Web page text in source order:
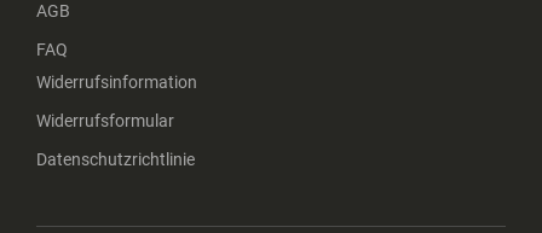
AGB
FAQ
Widerrufsinformation
Widerrufsformular
Datenschutzrichtlinie